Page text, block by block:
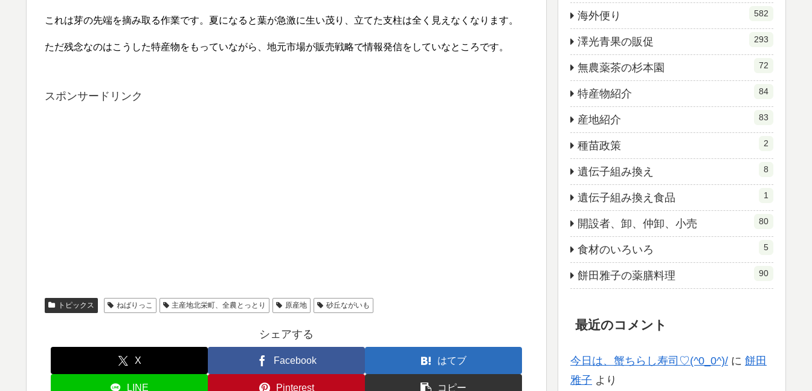
これは芽の先端を摘み取る作業です。夏になると葉が急激に生い茂り、立てた支柱は全く見えなくなります。
ただ残念なのはこうした特産物をもっていながら、地元市場が販売戦略で情報発信をしていなところです。
スポンサードリンク
トピックス ねばりっこ 主産地北栄町、全農とっとり 原産地 砂丘ながいも
シェアする
X Facebook はてブ
LINE Pinterest コピー
海外便り 582
澤光青果の販促 293
無農薬茶の杉本園 72
特産物紹介 84
産地紹介 83
種苗政策 2
遺伝子組み換え 8
遺伝子組み換え食品 1
開設者、卸、仲卸、小売 80
食材のいろいろ 5
餅田雅子の薬膳料理 90
最近のコメント
今日は、蟹ちらし寿司♡(^0_0^)/ に 餅田
雅子 より